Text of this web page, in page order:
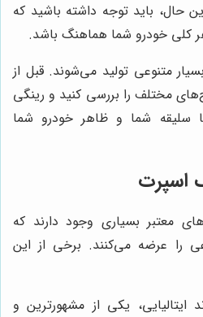
حال، باید توجه داشته باشید که
کلی خودرو شما هماهنگ باشد.
متنوعی تولید می‌شوند. قبل از
مختلف را بررسی کنید و رینگی
سلیقه شما و ظاهر خودرو شما
اسپرت
معتبر بسیاری وجود دارند که
را عرضه می‌کنند. برخی از این
ایتالیایی، یکی از مشهورترین و